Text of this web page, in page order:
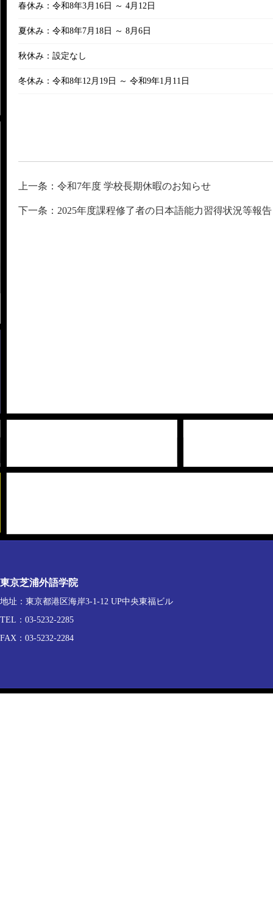
春休み：令和8年3月16日 ～ 4月12日
夏休み：令和8年7月18日 ～ 8月6日
秋休み：設定なし
冬休み：令和8年12月19日 ～ 令和9年1月11日
上一条：令和7年度 学校長期休暇のお知らせ
下一条：2025年度課程修了者の日本語能力習得状況等報告
東京芝浦外語学院
地址：東京都港区海岸3-1-12 UP中央東福ビル
TEL：03-5232-2285
FAX：03-5232-2284